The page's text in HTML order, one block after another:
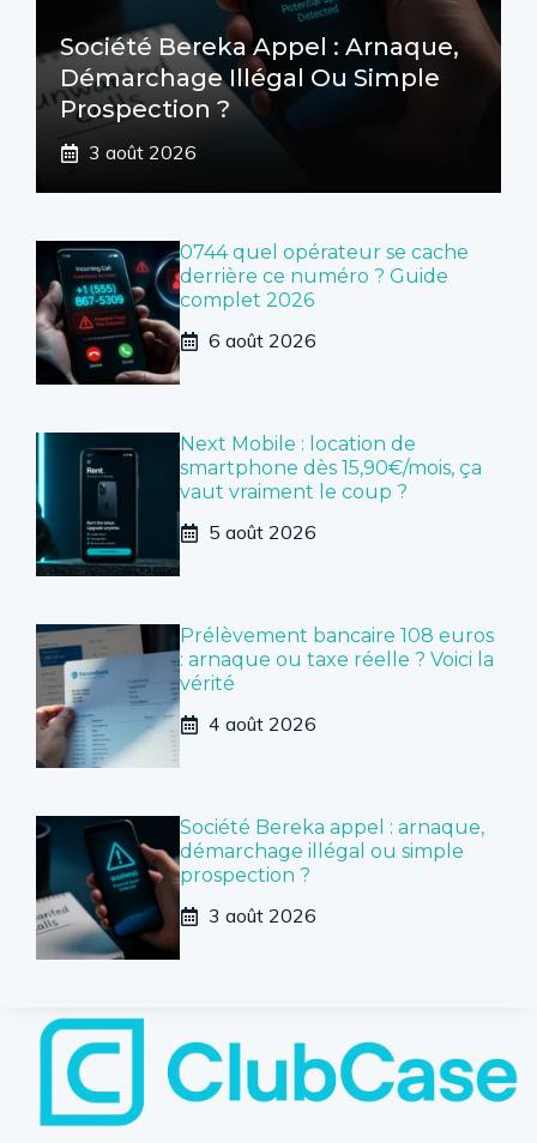
Société Bereka Appel : Arnaque,
Démarchage Illégal Ou Simple
Prospection ?
3 août 2026
0744 quel opérateur se cache
derrière ce numéro ? Guide
complet 2026
6 août 2026
Next Mobile : location de
smartphone dès 15,90€/mois, ça
vaut vraiment le coup ?
5 août 2026
Prélèvement bancaire 108 euros
: arnaque ou taxe réelle ? Voici la
vérité
4 août 2026
Société Bereka appel : arnaque,
démarchage illégal ou simple
prospection ?
3 août 2026